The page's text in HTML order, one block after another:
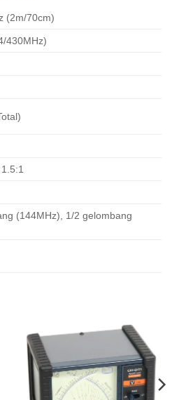
(2m/70cm)
430MHz)
(144MHz), 1/2 gelombang